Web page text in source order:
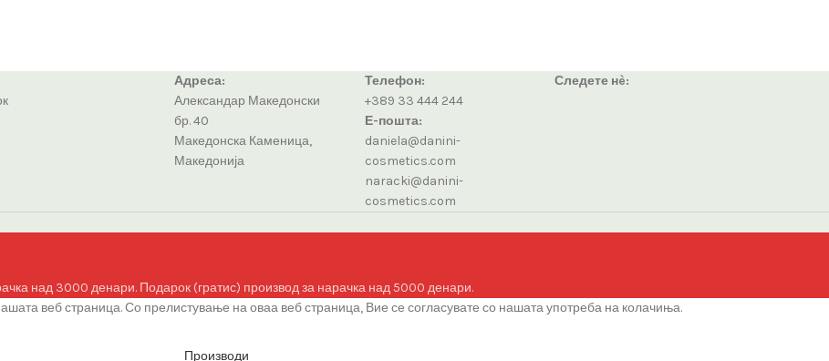
Адреса:
Александар Македонски
бр. 40
Македонска Каменица,
Македонија
Телефон:
+389 33 444 244
Е-пошта:
daniela@danini-
cosmetics.com
naracki@danini-
cosmetics.com
Следете нè:
над 3000 денари. Подарок (гратис) производ за нарачка над 5000 денари.
веб страница. Со прелистување на оваа веб страница, Вие се согласувате со нашата употреба на колачиња.
Производи